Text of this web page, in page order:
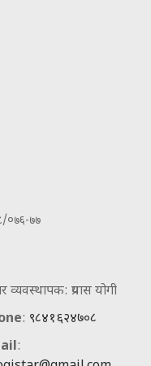
०७६-७७
व्यवस्थापक: प्रयास योगी
: ९८४१६२४७०८
: